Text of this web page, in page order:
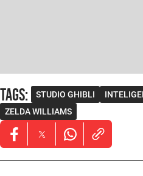
Tags: STUDIO GHIBLI
ZELDA WILLIAMS
Opens in new window
Opens in new window
Opens in new